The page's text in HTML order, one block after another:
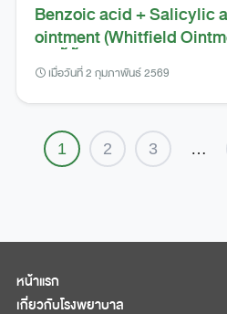
Benzoic acid + Salicylic
ointment (Whitfield
(ยาขี้ผึ้งวิทฟิลด์)
เมื่อวันที่ 2 กุมภาพันธ์ 2569
1 2 3 …
หน้าแรก
เกี่ยวกับโรงพยาบาล